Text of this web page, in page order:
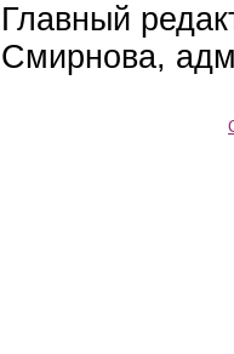
Главный
Смирнова,